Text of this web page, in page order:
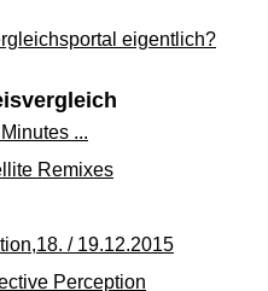
eigentlich?
...
Remixes
/ 19.12.2015
Perception